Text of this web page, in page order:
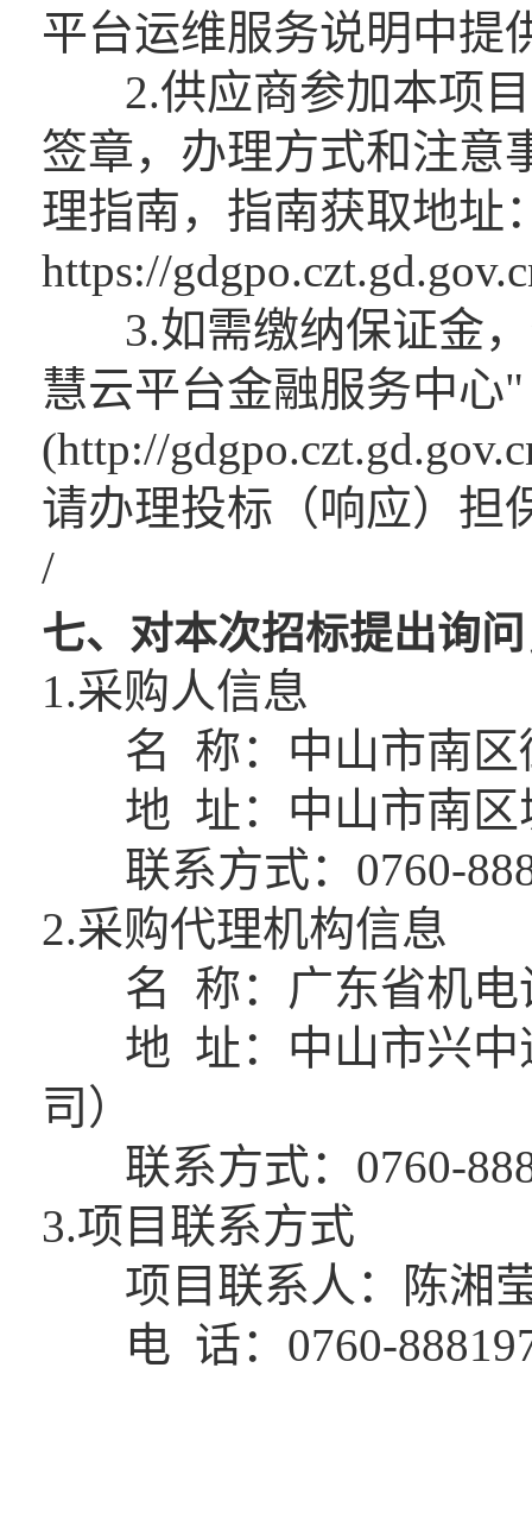
平台运维服务说明中提
2.供应商参加本项目
签章，办理方式和注意
理指南，指南获取地址
https://
3.如需缴纳保证金，
慧云平台金融服务中心"
(http://
请办理投标（响应）担
/
七、对本次招标提出询
1.采购人信息
名 称：中山市南区
地 址：中山市南区
联系方式：0760-
2.采购代理机构信息
名 称：广东省机电
地 址：中山市兴中
司）
联系方式：0760-
3.项目联系方式
项目联系人：陈湘
电 话：0760-